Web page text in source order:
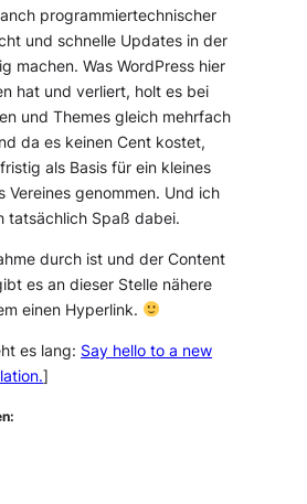
programmiertechnischer
und schnelle Updates in der
machen. Was WordPress hier
hat und verliert, holt es bei
und Themes gleich mehrfach
da es keinen Cent kostet,
als Basis für ein kleines
Vereines genommen. Und ich
tatsächlich Spaß dabei.
durch ist und der Content
es an dieser Stelle nähere
einen Hyperlink.
es lang: Say hello to a new
]